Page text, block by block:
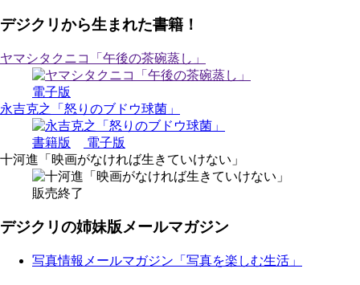
デジクリから生まれた書籍！
ヤマシタクニコ「午後の茶碗蒸し」
電子版
永吉克之「怒りのブドウ球菌」
書籍版
電子版
十河進「映画がなければ生きていけない」
販売終了
デジクリの姉妹版メールマガジン
写真情報メールマガジン「写真を楽しむ生活」